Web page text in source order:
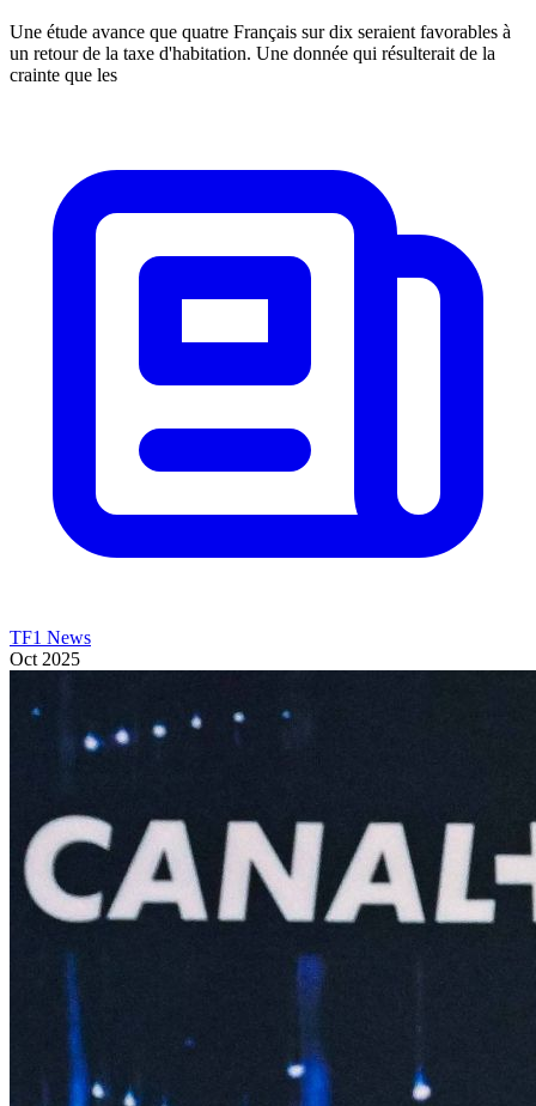
Une étude avance que quatre Français sur dix seraient favorables à
un retour de la taxe d'habitation. Une donnée qui résulterait de la
crainte que les
TF1 News
Oct 2025